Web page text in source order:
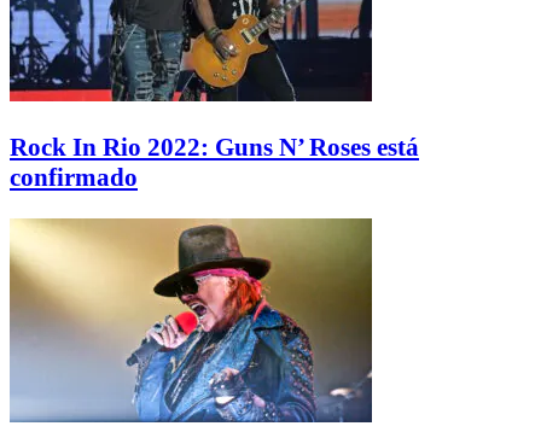
Rock In Rio 2022: Guns N’ Roses está
confirmado